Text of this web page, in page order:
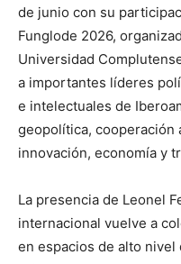
de junio con su
Funglode 2026,
Universidad
a importantes líderes
e intelectuales de
geopolítica, cooperación
innovación, economía y
La presencia de Leonel
internacional vuelve a
en espacios de alto